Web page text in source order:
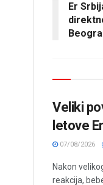
Er
Veliki
letove
07/08/2026
Nakon
reakcija,